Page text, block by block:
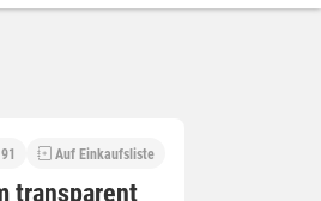
Auf Einkaufsliste
transparent